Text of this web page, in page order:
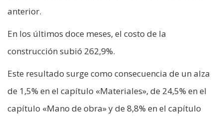
anterior.
En los últimos doce meses, el costo de la
construcción subió 262,9%.
Este resultado surge como consecuencia de un alza
de 1,5% en el capítulo «Materiales», de 24,5% en el
capítulo «Mano de obra» y de 8,8% en el capítulo